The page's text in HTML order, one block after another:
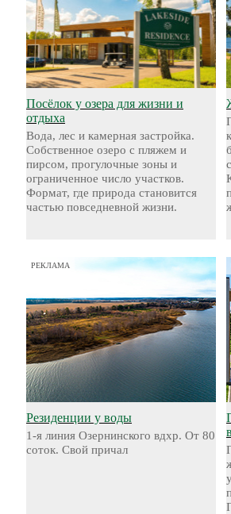
Посёлок у озера для жизни и
отдыха
Вода, лес и камерная застройка.
Собственное озеро с пляжем и
пирсом, прогулочные зоны и
ограниченное число участков.
Формат, где природа становится
частью повседневной жизни.
РЕКЛАМА
Резиденции у воды
1-я линия Озернинского вдхр. От 80
соток. Свой причал